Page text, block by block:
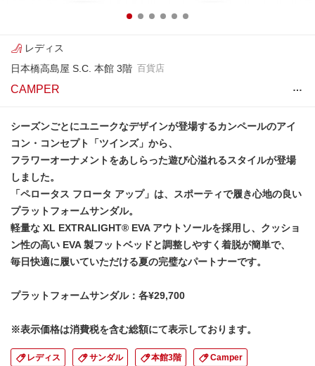
レディス
日本橋高島屋 S.C. 本館 3階 百貨店
CAMPER …
シーズンごとにユニークなデザインが登場するカンペールのアイ
コン・コンセプト「ツインズ」から、
フラワーオーナメントをあしらった遊び心溢れるスタイルが登場
しました。
「ペロータス フロータ アップ」は、スポーティで履き心地の良い
プラットフォームサンダル。
軽量な XL EXTRALIGHT® EVA アウトソールを採用し、クッショ
ン性の高い EVA 製フットベッドと調整しやすく着脱が簡単で、
毎日快適に履いていただける夏の完璧なパートナーです。
プラットフォームサンダル：各¥29,700
※表示価格は消費税を含む総額にて表示しております。
レディス サンダル 本館3階 Camper